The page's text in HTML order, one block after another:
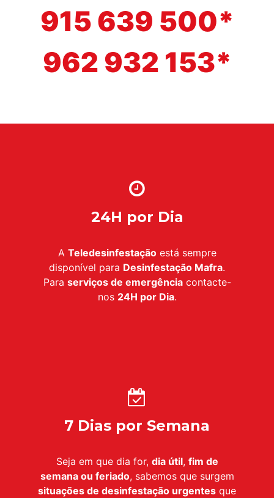
915 639 500*
962 932 153*
24H por Dia
A Teledesinfestaçãoestá sempre
disponível para Desinfestação Mafra.
Para serviços de emergênciacontacte-
nos 24H por Dia.
7 Dias por Semana
Seja em que dia for, dia útil, fim de
semana ou feriado, sabemos que surgem
situações de desinfestação urgentes que